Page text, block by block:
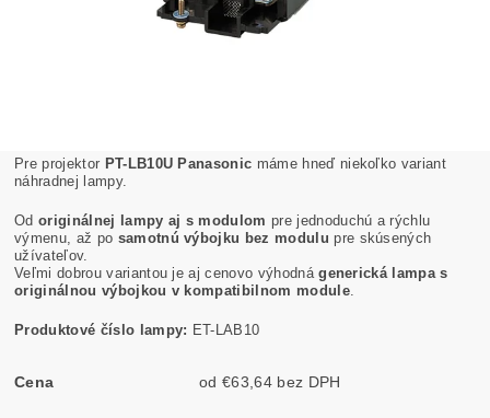
Pre projektor PT-LB10U Panasonic máme hneď niekoľko variant
náhradnej lampy.
Odoriginálnej lampy aj s modulom pre jednoduchú a rýchlu
výmenu, až po samotnú výbojku bez modulu pre skúsených
užívateľov.
Veľmi dobrou variantou je aj cenovo výhodnágenerická lampa s
originálnou výbojkou v kompatibilnom module.
Produktové číslo lampy: ET-LAB10
Cena od €63,64 bez DPH